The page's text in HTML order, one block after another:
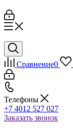
Сравнение0
Телефоны
+7 4012 527 027
Заказать звонок